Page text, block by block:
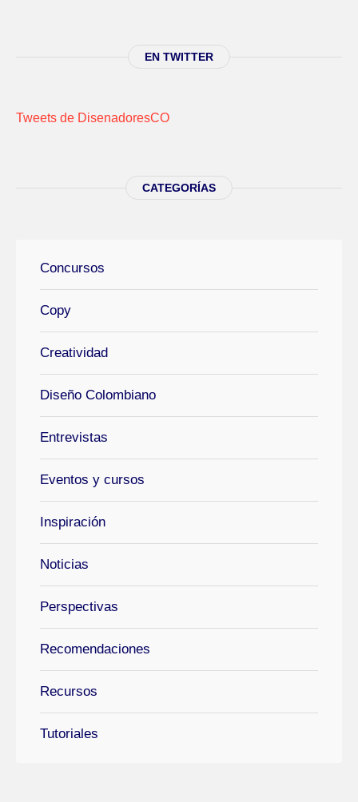
EN TWITTER
Tweets de DisenadoresCO
CATEGORÍAS
Concursos
Copy
Creatividad
Diseño Colombiano
Entrevistas
Eventos y cursos
Inspiración
Noticias
Perspectivas
Recomendaciones
Recursos
Tutoriales